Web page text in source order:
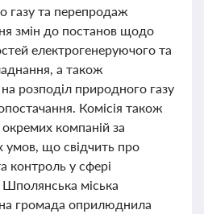
газу та перепродаж
змін до постанов щодо
електрогенеруючого та
а також
розподіл природного газу
Комісія також
окремих компаній за
умов, що свідчить про
контроль у сфері
міська
громада оприлюднила